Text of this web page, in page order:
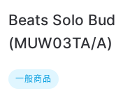
Beats Solo
(MUW03TA/A)
一般商品